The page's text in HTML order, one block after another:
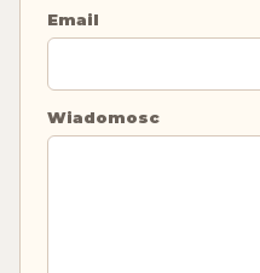
Email
Wiadomosc